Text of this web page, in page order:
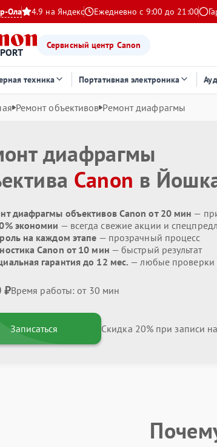
Ола 4.9 на Яндекс Ежедневно с 9:00 до 21:00
Сервисный центр Canon
техника Портативная электроника
Ремонт объективов Ремонт диафрагмы
диафрагмы
Canon в
диафрагмы объективов Canon от 20 мин —
экономии — всегда свежие акции и
на каждом этапе — прозрачный процесс
Canon от 10 мин — быстрый результат
гарантия до 12 мес. — любые проверки
₽Время работы: от 30 мин
Записаться Скидка 20% при записи